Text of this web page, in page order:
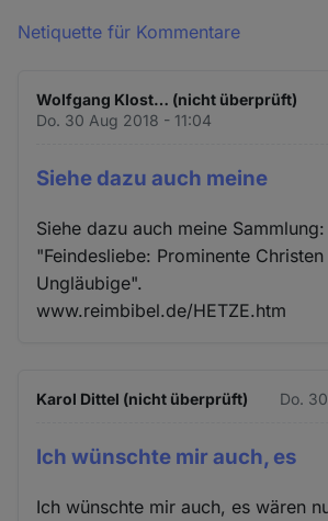
Netiquette für Kommentare
Wolfgang Klost… (nicht überprüft)
Do. 30 Aug 2018 - 11:04
Siehe dazu auch meine
Siehe dazu auch meine Sammlung:
"Feindesliebe: Prominente
Ungläubige".
www.reimbibel.de/HETZE.htm
Karol Dittel (nicht überprüft) Do.
Ich wünschte mir auch, es
Ich wünschte mir auch, es wären